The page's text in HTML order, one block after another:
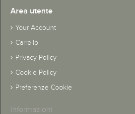
Area utente
Your Account
Carrello
Privacy Policy
Cookie Policy
Preferenze Cookie
Informazioni